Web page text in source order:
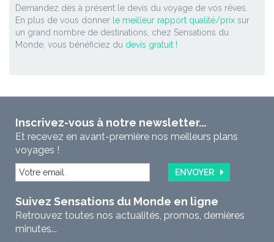
Demandez dès à présent le devis du voyage de vos rêves.
En plus de vous donner le meilleur rapport qualité/prix sur
un grand nombre de destinations, chez Sensations du
Monde, vous bénéficiez du devis gratuit !
Inscrivez-vous à notre newsletter...
Et recevez en avant-première nos meilleurs plans
voyages !
ENVOYER
Suivez Sensations du Monde en ligne
Retrouvez toutes nos actualités, promos, dernières
minutes...